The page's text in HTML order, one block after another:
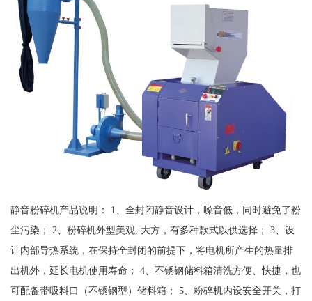
静音粉碎机产品说明： 1、全封闭静音设计，噪音低，同时避免了粉
尘污染； 2、粉碎机外型美观, 大方，有多种款式以供选择； 3、设
计内部导热系统，在保持全封闭的前提下，将电机所产生的热量排
出机外，延长电机使用寿命； 4、不锈钢储料箱清洗方便、快捷，也
可配备带吸料口（不锈钢型）储料箱； 5、粉碎机内设安全开关，打